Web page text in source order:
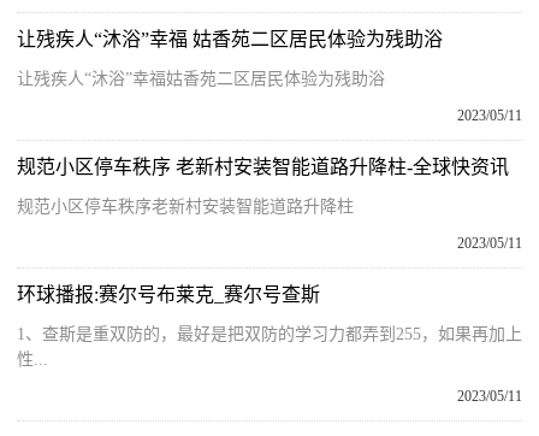
让残疾人“沐浴”幸福 姑香苑二区居民体验为残助浴
让残疾人“沐浴”幸福姑香苑二区居民体验为残助浴
2023/05/11
规范小区停车秩序 老新村安装智能道路升降柱-全球快资讯
规范小区停车秩序老新村安装智能道路升降柱
2023/05/11
环球播报:赛尔号布莱克_赛尔号查斯
1、查斯是重双防的，最好是把双防的学习力都弄到255，如果再加上
性...
2023/05/11